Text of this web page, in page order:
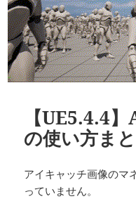
【UE5.4.4
の使い方ま
アイキャッチ画像のマ
っていません。